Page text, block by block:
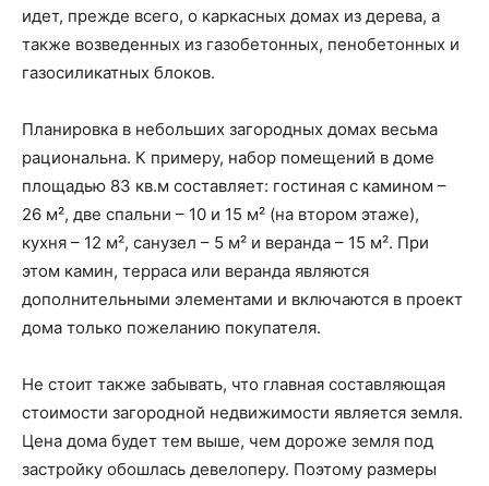
идет, прежде всего, о каркасных домах из дерева, а
также возведенных из газобетонных, пенобетонных и
газосиликатных блоков.
Планировка в небольших загородных домах весьма
рациональна. К примеру, набор помещений в доме
площадью 83 кв.м составляет: гостиная с камином –
26 м², две спальни – 10 и 15 м² (на втором этаже),
кухня – 12 м², санузел – 5 м² и веранда – 15 м². При
этом камин, терраса или веранда являются
дополнительными элементами и включаются в проект
дома только пожеланию покупателя.
Не стоит также забывать, что главная составляющая
стоимости загородной недвижимости является земля.
Цена дома будет тем выше, чем дороже земля под
застройку обошлась девелоперу. Поэтому размеры